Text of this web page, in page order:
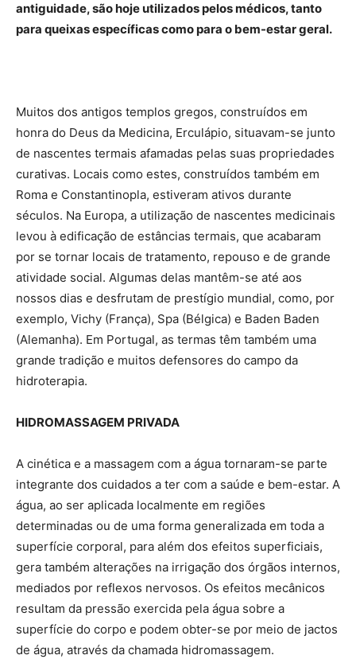
antiguidade, são hoje utilizados pelos médicos, tanto
para queixas específicas como para o bem-estar geral.
Muitos dos antigos templos gregos, construídos em
honra do Deus da Medicina, Erculápio, situavam-se junto
de nascentes termais afamadas pelas suas propriedades
curativas. Locais como estes, construídos também em
Roma e Constantinopla, estiveram ativos durante
séculos. Na Europa, a utilização de nascentes medicinais
levou à edificação de estâncias termais, que acabaram
por se tornar locais de tratamento, repouso e de grande
atividade social. Algumas delas mantêm-se até aos
nossos dias e desfrutam de prestígio mundial, como, por
exemplo, Vichy (França), Spa (Bélgica) e Baden Baden
(Alemanha). Em Portugal, as termas têm também uma
grande tradição e muitos defensores do campo da
hidroterapia.
HIDROMASSAGEM PRIVADA
A cinética e a massagem com a água tornaram-se parte
integrante dos cuidados a ter com a saúde e bem-estar. A
água, ao ser aplicada localmente em regiões
determinadas ou de uma forma generalizada em toda a
superfície corporal, para além dos efeitos superficiais,
gera também alterações na irrigação dos órgãos internos,
mediados por reflexos nervosos. Os efeitos mecânicos
resultam da pressão exercida pela água sobre a
superfície do corpo e podem obter-se por meio de jactos
de água, através da chamada hidromassagem.